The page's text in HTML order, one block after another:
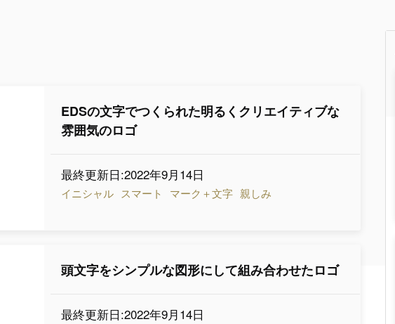
EDSの文字でつくられた明るくクリエイティブな
雰囲気のロゴ
最終更新日:2022年9月14日
イニシャル スマート マーク＋文字 親しみ
頭文字をシンプルな図形にして組み合わせたロゴ
最終更新日:2022年9月14日